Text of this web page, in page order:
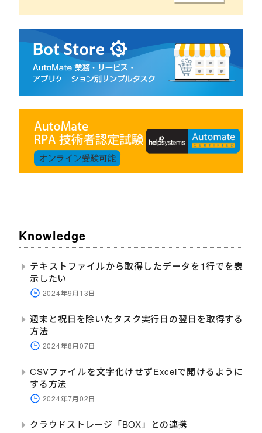
Knowledge
テキストファイルから取得したデータを1行でを表
示したい
2024年9月13日
週末と祝日を除いたタスク実行日の翌日を取得する
方法
2024年8月07日
CSVファイルを文字化けせずExcelで開けるように
する方法
2024年7月02日
クラウドストレージ「BOX」との連携